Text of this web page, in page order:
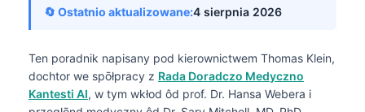
🔄 Ostatnio aktualizowane:4 sierpnia 2026
Ten poradnik napisany pod kierownictwem Thomas Klein,
dochtor we spōłpracy z Rada Doradczo Medyczno
Kantesti AI, w tym wkłod ôd prof. Dr. Hansa Webera i